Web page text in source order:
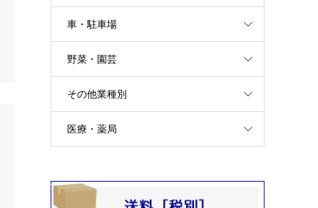
車・駐車場
野菜・園芸
その他業種別
医療・薬局